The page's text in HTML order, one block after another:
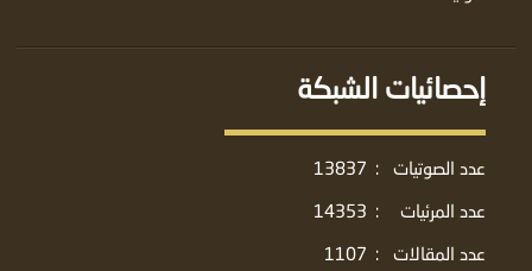
إحصائيات الشبكة
عدد الصوتيات :
13837
عدد المرئيات
:
14353
عدد المقالات
:
1107